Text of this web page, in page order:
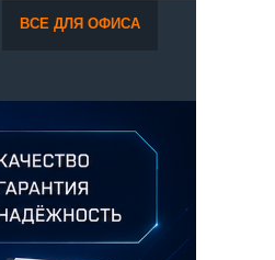
ВСЕ ДЛЯ ОФИСА